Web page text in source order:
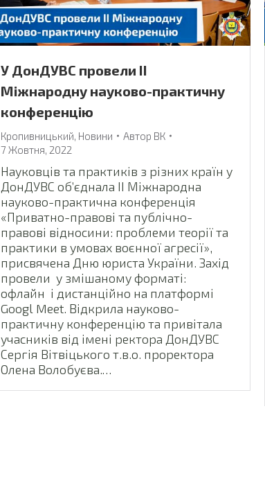
У ДонДУВС провели ІІ
Міжнародну науково-практичну
конференцію
Кропивницький, Новини Автор ВК
7 Жовтня, 2022
Науковців та практиків з різних країн у
ДонДУВС об’єднала ІІ Міжнародна
науково-практична конференція
«Приватно-правові та публічно-
правові відносини: проблеми теорії та
практики в умовах воєнної агресії»,
присвячена Дню юриста України. Захід
провели у змішаному форматі:
офлайн і дистанційно на платформі
Googl Meet. Відкрила науково-
практичну конференцію та привітала
учасників від імені ректора ДонДУВС
Сергія Вітвіцького т.в.о. проректора
Олена Волобуєва.…